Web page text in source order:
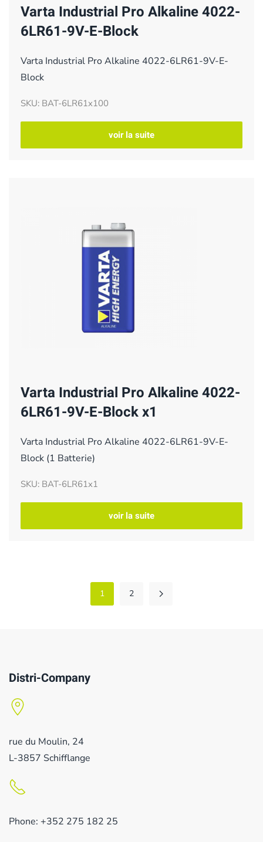
Varta Industrial Pro Alkaline 4022-
6LR61-9V-E-Block
Varta Industrial Pro Alkaline 4022-6LR61-9V-E-
Block
SKU: BAT-6LR61x100
voir la suite
Varta Industrial Pro Alkaline 4022-
6LR61-9V-E-Block x1
Varta Industrial Pro Alkaline 4022-6LR61-9V-E-
Block (1 Batterie)
SKU: BAT-6LR61x1
voir la suite
1 2
Distri-Company
rue du Moulin, 24
L-3857 Schifflange
Phone: +352 275 182 25